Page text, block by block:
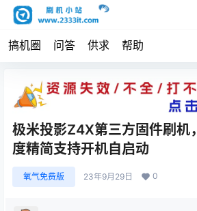
搞机圈 问答 供求 帮助
极米投影Z4X第三方固件刷机
度精简支持开机自启动
氧气免费版 23年9月29日 0